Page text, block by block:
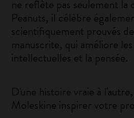
ne reflète pas seulement la
Peanuts, il célèbre
scientifiquement prouvés
manuscrite, qui améliore
intellectuelles et la pensée.
D'une histoire vraie à
Moleskine inspirer votre